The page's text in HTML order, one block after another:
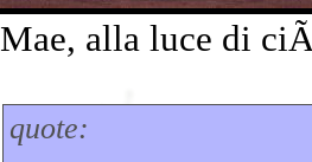
Mae, alla luce di
quote: